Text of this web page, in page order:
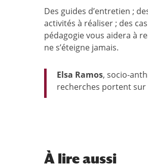
Des guides d’entretien ;
activités à réaliser ; des
pédagogie vous aidera à
ne s’éteigne jamais.
Elsa Ramos, socio-
recherches portent
À lire aussi